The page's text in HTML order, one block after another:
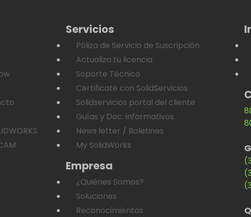
Servicios
Póliza de Servicio de Suscripción
Actualiza tu licencia
Soporte Técnico
Certificate con SolidServicios
Solidservicios portal del cliente
Guías y Doc. informativos
News letter / Boletines
My SolidWorks
Empresa
¿Quiénes Somos?
Soluciones
Reconocimientos